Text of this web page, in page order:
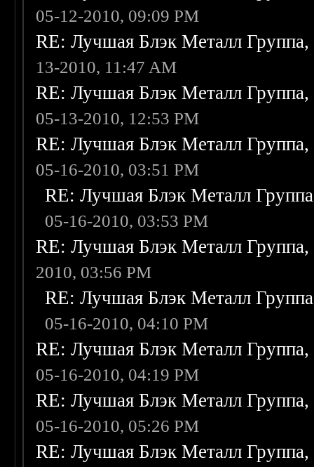
05-12-2010, 09:09 PM
RE: Лучшая Блэк Металл
13-2010, 11:47 AM
RE: Лучшая Блэк Металл
05-13-2010, 12:53 PM
RE: Лучшая Блэк Металл
05-16-2010, 03:51 PM
RE: Лучшая Блэк Металл
05-16-2010, 03:53 PM
RE: Лучшая Блэк Металл
2010, 03:56 PM
RE: Лучшая Блэк Металл
05-16-2010, 04:10 PM
RE: Лучшая Блэк Металл
05-16-2010, 04:19 PM
RE: Лучшая Блэк Металл
05-16-2010, 05:26 PM
RE: Лучшая Блэк Металл